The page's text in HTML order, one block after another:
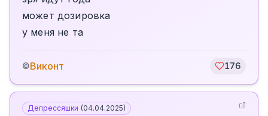
может дозировка
у меня не та
©Виконт 176
Депрессяшки (04.04.2025)